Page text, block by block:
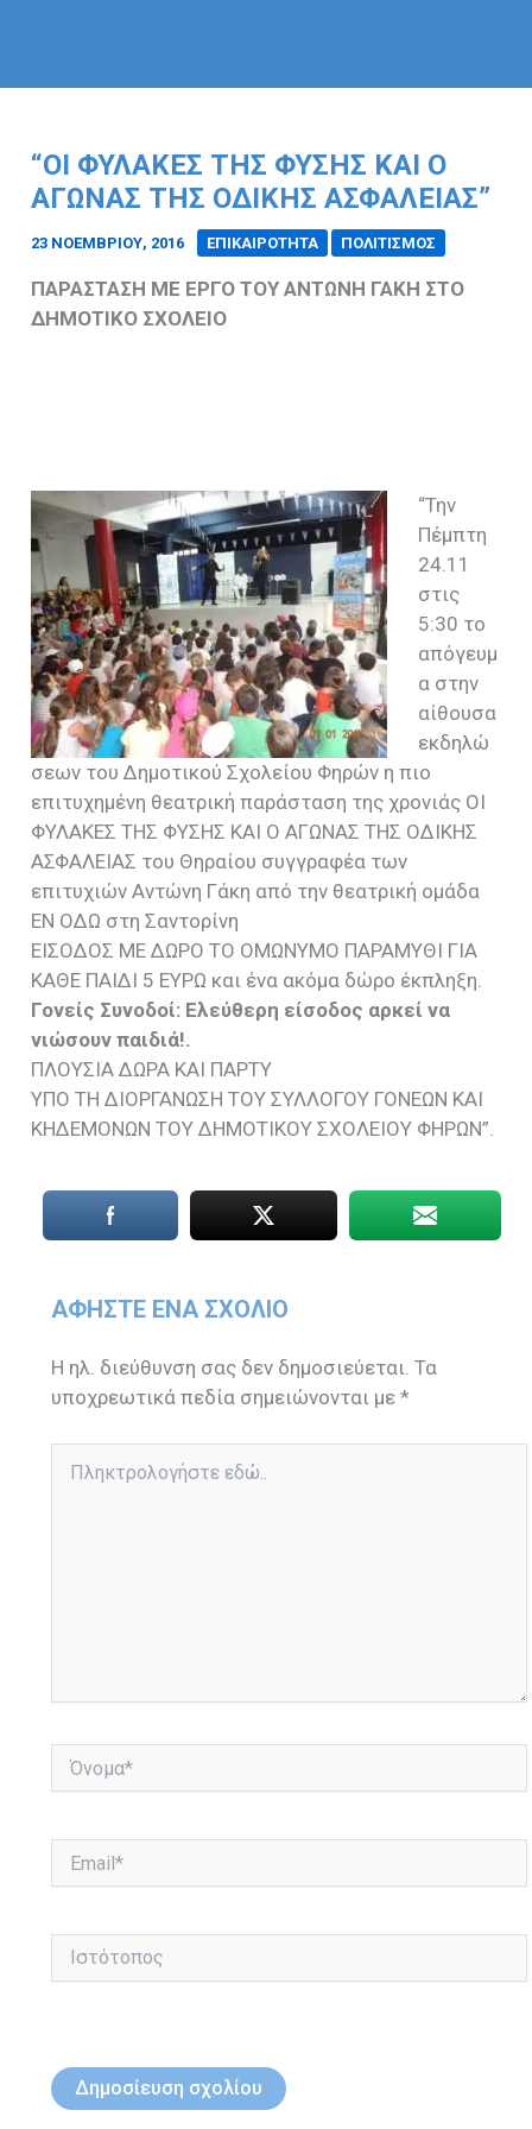
“ΟΙ ΦΥΛΑΚΕΣ ΤΗΣ ΦΥΣΗΣ ΚΑΙ Ο
ΑΓΩΝΑΣ ΤΗΣ ΟΔΙΚΗΣ ΑΣΦΑΛΕΙΑΣ”
23 ΝΟΕΜΒΡΊΟΥ, 2016 ΕΠΙΚΑΙΡΟΤΗΤΑ ΠΟΛΙΤΙΣΜΟΣ
ΠΑΡΑΣΤΑΣΗ ΜΕ ΕΡΓΟ ΤΟΥ ΑΝΤΩΝΗ ΓΑΚΗ ΣΤΟ
ΔΗΜΟΤΙΚΟ ΣΧΟΛΕΙΟ
“Την
Πέμπτη
24.11
στις
5:30 το
απόγευμ
α στην
αίθουσα
εκδηλώ
σεων του Δημοτικού Σχολείου Φηρών η πιο
επιτυχημένη θεατρική παράσταση της χρονιάς ΟΙ
ΦΥΛΑΚΕΣ ΤΗΣ ΦΥΣΗΣ ΚΑΙ Ο ΑΓΩΝΑΣ ΤΗΣ ΟΔΙΚΗΣ
ΑΣΦΑΛΕΙΑΣ του Θηραίου συγγραφέα των
επιτυχιών Αντώνη Γάκη από την θεατρική ομάδα
ΕΝ ΟΔΩ στη Σαντορίνη
ΕΙΣΟΔΟΣ ΜΕ ΔΩΡΟ ΤΟ ΟΜΩΝΥΜΟ ΠΑΡΑΜΥΘΙ ΓΙΑ
ΚΑΘΕ ΠΑΙΔΙ 5 ΕΥΡΩ και ένα ακόμα δώρο έκπληξη.
Γονείς Συνοδοί: Ελεύθερη είσοδος αρκεί να
νιώσουν παιδιά!.
ΠΛΟΥΣΙΑ ΔΩΡΑ ΚΑΙ ΠΑΡΤΥ
ΥΠΟ ΤΗ ΔΙΟΡΓΑΝΩΣΗ ΤΟΥ ΣΥΛΛΟΓΟΥ ΓΟΝΕΩΝ ΚΑΙ
ΚΗΔΕΜΟΝΩΝ ΤΟΥ ΔΗΜΟΤΙΚΟΥ ΣΧΟΛΕΙΟΥ ΦΗΡΩΝ”.
ΑΦΉΣΤΕ ΈΝΑ ΣΧΌΛΙΟ
Η ηλ. διεύθυνση σας δεν δημοσιεύεται. Τα
υποχρεωτικά πεδία σημειώνονται με*
εδώ..
Όνομα*
Ιστότοπος